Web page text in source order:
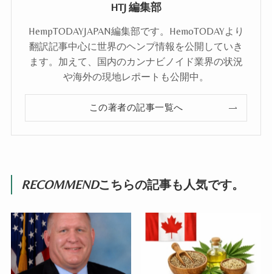
HTJ 編集部
HempTODAYJAPAN編集部です。HemoTODAYより
翻訳記事中心に世界のヘンプ情報を公開していき
ます。加えて、国内のカンナビノイド業界の状況
や海外の現地レポートも公開中。
この著者の記事一覧へ
RECOMMENDこちらの記事も人気です。